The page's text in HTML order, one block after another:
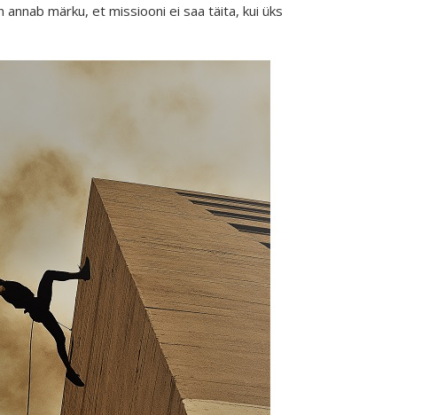
märku, et missiooni ei saa täita, kui üks